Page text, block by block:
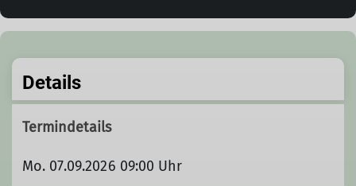
Details
Termindetails
Mo. 07.09.2026 09:00 Uhr